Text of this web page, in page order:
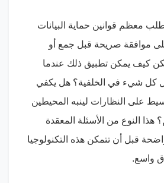
معظم قوانين حماية البيانات
موافقة صريحة قبل جمع أو
كيف يمكن تطبيق ذلك عندما
كل شيء في الخلفية؟ هل يكفي
على النظارات لينبه المحيطين
هذا النوع من الأسئلة المعقدة
قبل أن تتمكن هذه التكنولوجيا
واسع.